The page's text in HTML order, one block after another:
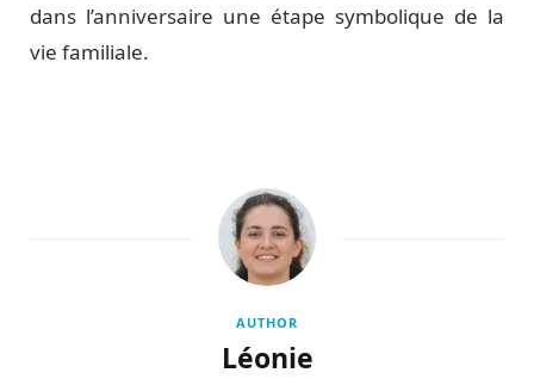
dans l’anniversaire une étape symbolique de la
vie familiale.
AUTHOR
Léonie